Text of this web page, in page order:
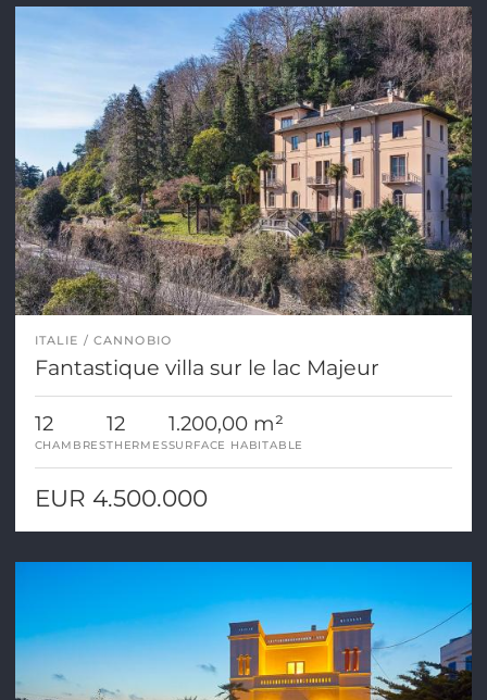
ITALIE CANNOBIO
Fantastique villa sur le lac Majeur
12
CHAMBRES
12
THERMES
1.200,00 m²
SURFACE HABITABLE
EUR 4.500.000